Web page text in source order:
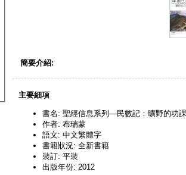
簡要介紹:
主要細項
書名: 聖經信息系列—民數記：曠野的功課
作者: 布瑞蒙
語文: 中文繁體字
書籍狀況: 全新書籍
裝訂: 平裝
出版年份: 2012